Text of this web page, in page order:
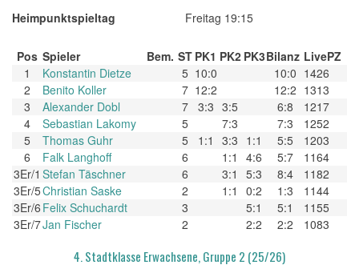
Heimpunktspieltag
Freitag 19:15
Pos Spieler Bem. ST PK1 PK2 PK3Bilanz LivePZ
1
Konstantin Dietze 5 10:0 10:0 1426
2
Benito Koller 7 12:2 12:2 1313
3
Alexander Dobl 7 3:3 3:5 6:8
1217
4
Sebastian Lakomy 5 7:3 7:3
1252
5
Thomas Guhr 5 1:1 3:3 1:1 5:5
1203
6
Falk Langhoff 6 1:1 4:6 5:7
1164
3Er/1 Stefan Täschner 6 3:1 5:3 8:4
1182
3Er/5Christian Saske 2 1:1 0:2 1:3
1144
3Er/6 Felix Schuchardt 3 5:1 5:1
1155
3Er/7Jan Fischer 2 2:2 2:2 1083
4. Stadtklasse Erwachsene, Gruppe 2 (25/26)